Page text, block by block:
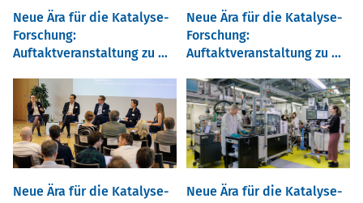
Neue Ära für die Katalyse-
Forschung:
Auftaktveranstaltung zu ...
Neue Ära für die Katalyse-
Forschung:
Auftaktveranstaltung zu ...
Neue Ära für die Katalyse-
Neue Ära für die Katalyse-